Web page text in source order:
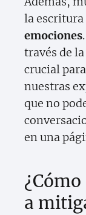
la
emociones
través de
crucial
nuestras
que no
en una
a